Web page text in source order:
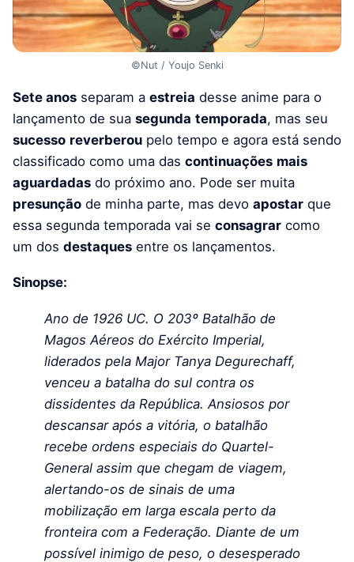
©Nut / Youjo Senki
Sete anos separam a estreia desse anime para o
lançamento de sua segunda temporada, mas seu
sucesso reverberou pelo tempo e agora está sendo
classificado como uma das continuações mais
aguardadas do próximo ano. Pode ser muita
presunção de minha parte, mas devo apostar que
essa segunda temporada vai se consagrar como
um dos destaques entre os lançamentos.
Sinopse:
Ano de 1926 UC. O 203º Batalhão de
Magos Aéreos do Exército Imperial,
liderados pela Major Tanya Degurechaff,
venceu a batalha do sul contra os
dissidentes da República. Ansiosos por
descansar após a vitória, o batalhão
recebe ordens especiais do Quartel-
General assim que chegam de viagem,
alertando-os de sinais de uma
mobilização em larga escala perto da
fronteira com a Federação. Diante de um
possível inimigo de peso, o desesperado